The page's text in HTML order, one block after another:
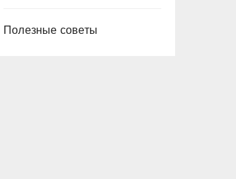
Полезные советы